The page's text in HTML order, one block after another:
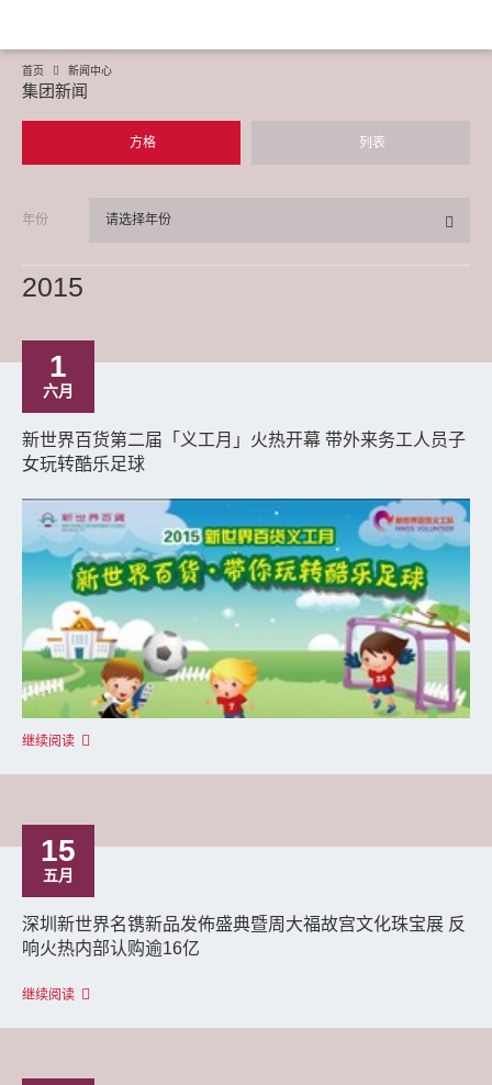
首页 新闻中心
集团新闻
方格 列表
年份 请选择年份
2015
1
六月
新世界百货第二届「义工月」火热开幕 带外来务工人员子
女玩转酷乐足球
继续阅读
15
五月
深圳新世界名镌新品发佈盛典暨周大福故宫文化珠宝展 反
响火热内部认购逾16亿
继续阅读